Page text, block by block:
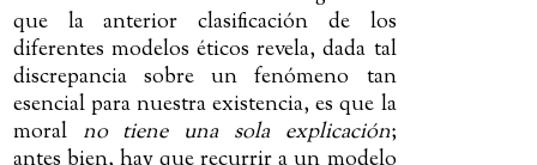
que la anterior clasificación de los
diferentes modelos éticos revela, dada tal
discrepancia sobre un fenómeno tan
esencial para nuestra existencia, es que la
moral no tiene una sola explicación;